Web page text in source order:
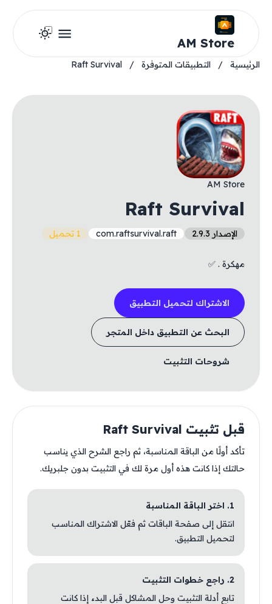
AM Store
الرئيسية / التطبيقات المتوفرة /
Raft Survival
AM Store
Raft Survival
الإصدار 2.9.3 com.raftsurvival.raft 1 تحميل
مهكرة . ✅
الاشتراك لتحميل التطبيق
البحث عن التطبيق داخل المتجر
شروحات التثبيت
قبل تثبيت Raft Survival
تأكد أولًا من الباقة المناسبة، ثم راجع الشرح الذي يناسب
حالتك إذا كانت هذه أول مرة لك في التثبيت بدون جلبريك.
1. اختر الباقة المناسبة
انتقل إلى صفحة الباقات ثم فعّل الاشتراك المناسب
لتحميل التطبيق.
2. راجع خطوات التثبيت
تابع أدلة التثبيت وحل المشاكل قبل البدء إذا كانت